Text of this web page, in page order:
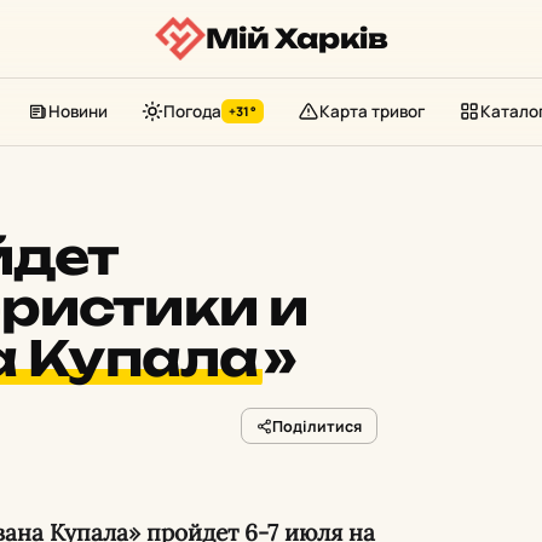
Мій Харків
Новини Погода +31° Карта тривог
и
Купала»
Поділитися
Купала» пройдет 6-7 июля на